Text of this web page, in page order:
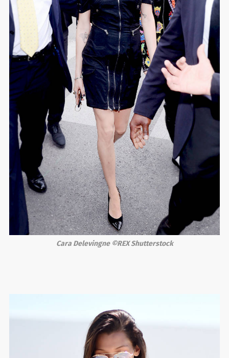
Cara Delevingne ©REX Shutterstock